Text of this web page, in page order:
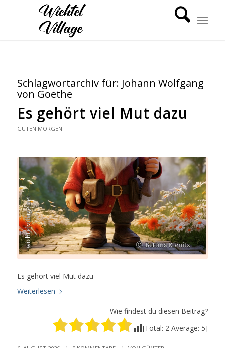
Schlagwortarchiv für: Johann Wolfgang
von Goethe
Es gehört viel Mut dazu
GUTEN MORGEN
Es gehört viel Mut dazu
Weiterlesen
Wie findest du diesen Beitrag?
[Total: 2 Average: 5]